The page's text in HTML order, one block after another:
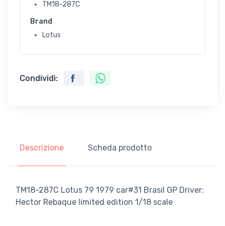
TM18-287C
Brand
Lotus
Condividi:
Descrizione Scheda prodotto
TM18-287C Lotus 79 1979 car#31 Brasil GP Driver:
Hector Rebaque limited edition 1/18 scale